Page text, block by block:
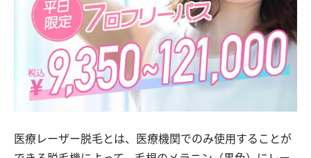
医療レーザー脱毛とは、医療機関でのみ使用することが